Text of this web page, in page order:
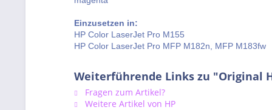
Einzusetzen in:
HP Color LaserJet Pro M155
HP Color LaserJet Pro MFP M182n, MFP M183fw
Weiterführende Links zu "Original
Fragen zum Artikel?
Weitere Artikel von HP